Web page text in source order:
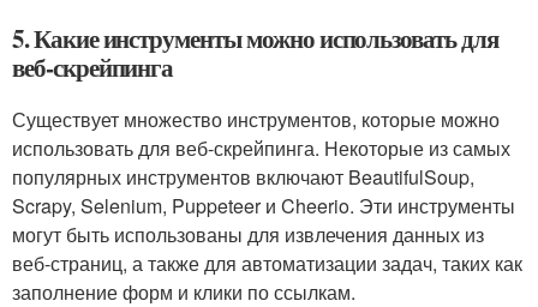
5. Какие инструменты можно использовать для
веб-скрейпинга
Существует множество инструментов, которые можно
использовать для веб-скрейпинга. Некоторые из самых
популярных инструментов включают BeautifulSoup,
Scrapy, Selenium, Puppeteer и Cheerio. Эти инструменты
могут быть использованы для извлечения данных из
веб-страниц, а также для автоматизации задач, таких как
заполнение форм и клики по ссылкам.